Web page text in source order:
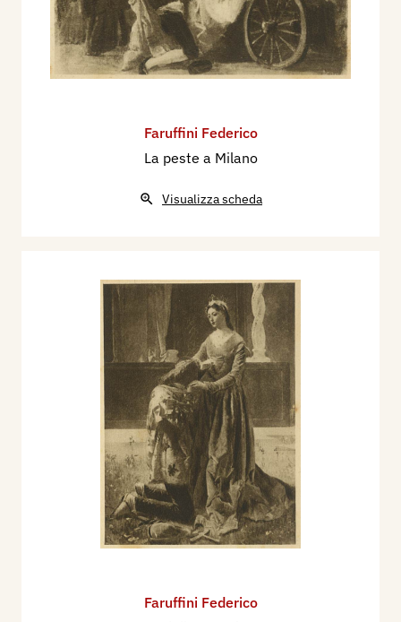
Faruffini Federico
La peste a Milano
Visualizza scheda
Faruffini Federico